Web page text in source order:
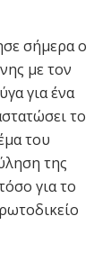
σήμερα ο
με τον
για ένα
το
του
της
για το